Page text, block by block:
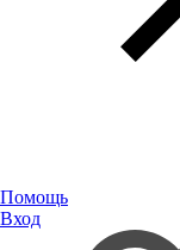
Помощь
Вход